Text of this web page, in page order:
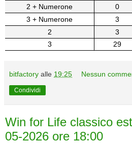
2 + Numerone
0
3 + Numerone
3
2
3
3
29
bitfactory alle 19:25 Nessun
Condividi
Win for Life classico
05-2026 ore 18:00